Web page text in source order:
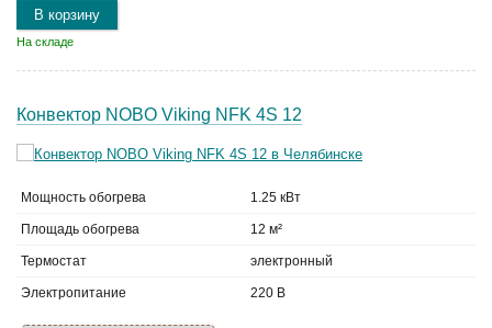
В корзину
На складе
Конвектор NOBO Viking NFK 4S 12
Мощность обогрева 1.25 кВт
Площадь обогрева 12 м²
Термостат электронный
Электропитание 220 В